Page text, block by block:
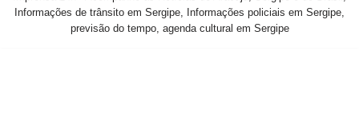
Informações de trânsito em Sergipe, Informações policiais em Sergipe,
previsão do tempo, agenda cultural em Sergipe